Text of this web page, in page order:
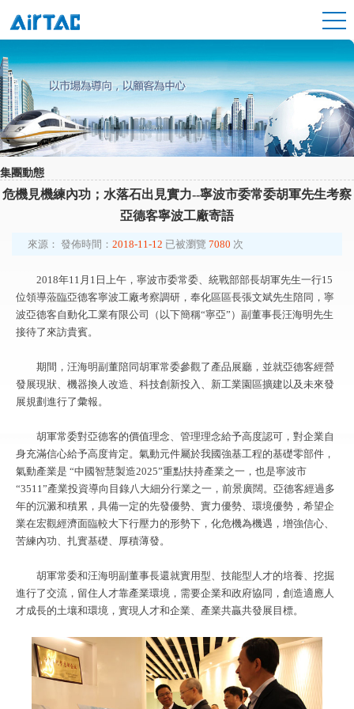
集團動態
危機見機練內功；水落石出見實力--寧波市委常委胡軍先生考察
亞德客寧波工廠寄語
來源： 發佈時間： 2018-11-12 已被瀏覽 7080 次
2018年11月1日上午，寧波市委常委、統戰部部長胡軍先生一行15
位領導蒞臨亞德客寧波工廠考察調研，奉化區區長張文斌先生陪同，寧
波亞德客自動化工業有限公司（以下簡稱“寧亞”）副董事長汪海明先生
接待了來訪貴賓。
期間，汪海明副董陪同胡軍常委參觀了產品展廳，並就亞德客經營
發展現狀、機器換人改造、科技創新投入、新工業園區擴建以及未來發
展規劃進行了彙報。
胡軍常委對亞德客的價值理念、管理理念給予高度認可，對企業自
身充滿信心給予高度肯定。氣動元件屬於我國強基工程的基礎零部件，
氣動產業是 “中國智慧製造2025”重點扶持產業之一，也是寧波市
“3511”產業投資導向目錄八大細分行業之一，前景廣闊。亞德客經過多
年的沉澱和積累，具備一定的先發優勢、實力優勢、環境優勢，希望企
業在宏觀經濟面臨較大下行壓力的形勢下，化危機為機遇，增強信心、
苦練內功、扎實基礎、厚積薄發。
胡軍常委和汪海明副董事長還就實用型、技能型人才的培養、挖掘
進行了交流，留住人才靠產業環境，需要企業和政府協同，創造適應人
才成長的土壤和環境，實現人才和企業、產業共贏共發展目標。